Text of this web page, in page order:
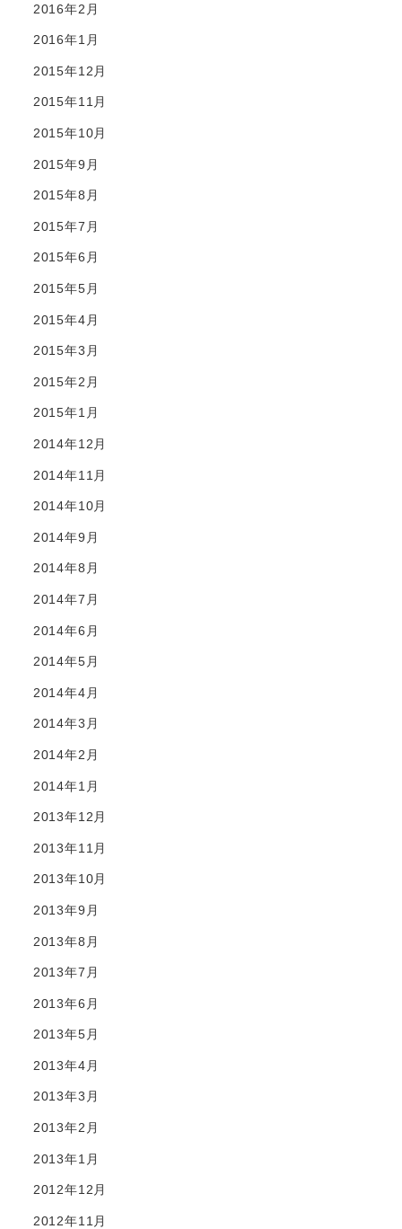
2016年2月
2016年1月
2015年12月
2015年11月
2015年10月
2015年9月
2015年8月
2015年7月
2015年6月
2015年5月
2015年4月
2015年3月
2015年2月
2015年1月
2014年12月
2014年11月
2014年10月
2014年9月
2014年8月
2014年7月
2014年6月
2014年5月
2014年4月
2014年3月
2014年2月
2014年1月
2013年12月
2013年11月
2013年10月
2013年9月
2013年8月
2013年7月
2013年6月
2013年5月
2013年4月
2013年3月
2013年2月
2013年1月
2012年12月
2012年11月